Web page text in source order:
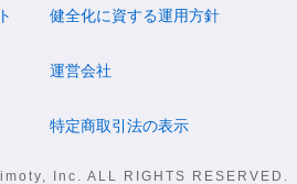
健全化に資する運用方針
運営会社
特定商取引法の表示
Inc. ALL RIGHTS RESERVED.